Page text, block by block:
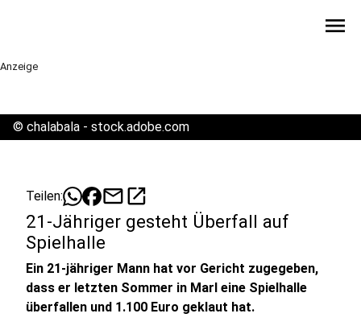
menu
Anzeige
© chalabala - stock.adobe.com
Teilen: mailopen_in_new
21-Jähriger gesteht Überfall auf
Spielhalle
Ein 21-jähriger Mann hat vor Gericht zugegeben,
dass er letzten Sommer in Marl eine Spielhalle
überfallen und 1.100 Euro geklaut hat.